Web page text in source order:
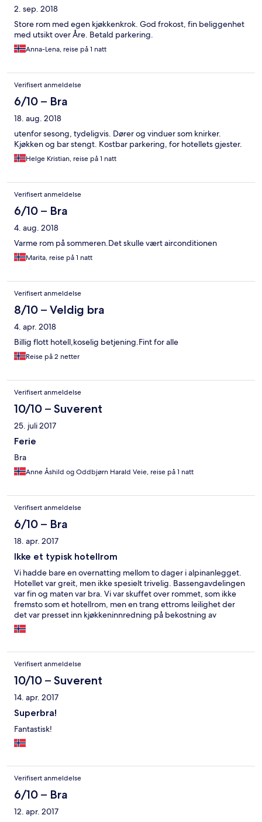
2. sep. 2018
Store rom med egen kjøkkenkrok. God frokost, fin beliggenhet
med utsikt over Åre. Betald parkering.
Anna-Lena, reise på 1 natt
Verifisert anmeldelse
6/10 – Bra
18. aug. 2018
utenfor sesong, tydeligvis. Dører og vinduer som knirker.
Kjøkken og bar stengt. Kostbar parkering, for hotellets gjester.
Helge Kristian, reise på 1 natt
Verifisert anmeldelse
6/10 – Bra
4. aug. 2018
Varme rom på sommeren.Det skulle vært airconditionen
Marita, reise på 1 natt
Verifisert anmeldelse
8/10 – Veldig bra
4. apr. 2018
Billig flott hotell,koselig betjening.Fint for alle
Reise på 2 netter
Verifisert anmeldelse
10/10 – Suverent
25. juli 2017
Ferie
Bra
Anne Åshild og Oddbjørn Harald Veie, reise på 1 natt
Verifisert anmeldelse
6/10 – Bra
18. apr. 2017
Ikke et typisk hotellrom
Vi hadde bare en overnatting mellom to dager i alpinanlegget.
Hotellet var greit, men ikke spesielt trivelig. Bassengavdelingen
var fin og maten var bra. Vi var skuffet over rommet, som ikke
fremsto som et hotellrom, men en trang ettroms leilighet der
det var presset inn kjøkkeninnredning på bekostning av
lenestol(er) .
Verifisert anmeldelse
10/10 – Suverent
14. apr. 2017
Superbra!
Fantastisk!
Verifisert anmeldelse
6/10 – Bra
12. apr. 2017